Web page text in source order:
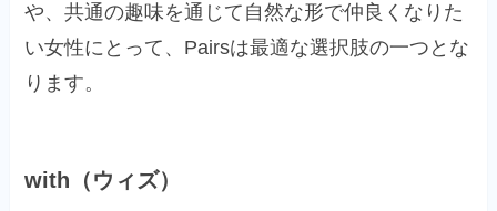
や、共通の趣味を通じて自然な形で仲良くなりた
い女性にとって、Pairsは最適な選択肢の一つとな
ります。
with（ウィズ）